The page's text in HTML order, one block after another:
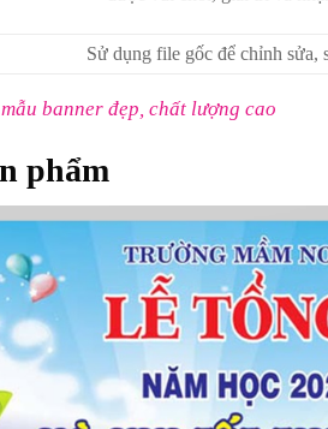
Sử dụng file gốc để chỉnh sửa,
banner đẹp, chất lượng cao
phẩm